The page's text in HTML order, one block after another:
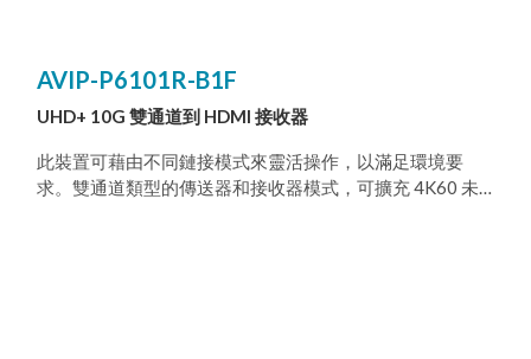
AVIP-P6101R-B1F
UHD+ 10G 雙通道到 HDMI 接收器
此裝置可藉由不同鏈接模式來靈活操作，以滿足環境要
求。雙通道類型的傳送器和接收器模式，可擴充 4K60 未